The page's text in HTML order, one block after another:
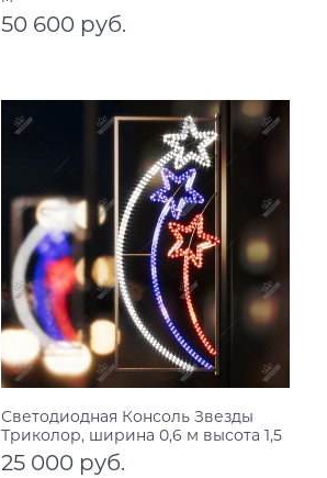
50 600 руб.
Светодиодная Консоль Звезды
Триколор, ширина 0,6 м высота 1,5
м
25 000 руб.